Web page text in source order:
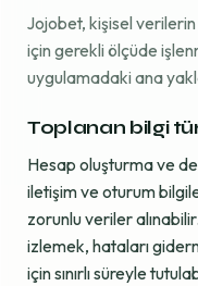
Jojobet, kişisel verilerin
için gerekli ölçüde
uygulamadaki ana
Toplanan bilgi
Hesap oluşturma ve
iletişim ve oturum
zorunlu veriler
izlemek, hataları
için sınırlı süreyle